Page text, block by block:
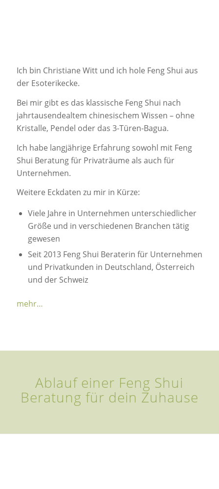
Ich bin Christiane Witt und ich hole Feng Shui aus
der Esoterikecke.
Bei mir gibt es das klassische Feng Shui nach
jahrtausendealtem chinesischem Wissen – ohne
Kristalle, Pendel oder das 3-Türen-Bagua.
Ich habe langjährige Erfahrung sowohl mit Feng
Shui Beratung für Privaträume als auch für
Unternehmen.
Weitere Eckdaten zu mir in Kürze:
Viele Jahre in Unternehmen unterschiedlicher
Größe und in verschiedenen Branchen tätig
gewesen
Seit 2013 Feng Shui Beraterin für Unternehmen
und Privatkunden in Deutschland, Österreich
und der Schweiz
mehr…
Ablauf einer Feng Shui
Beratung für dein Zuhause